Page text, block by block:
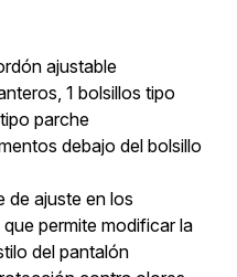
ajustable
1 bolsillos tipo
parche
debajo del bolsillo
de ajuste en los
permite modificar la
del pantalón